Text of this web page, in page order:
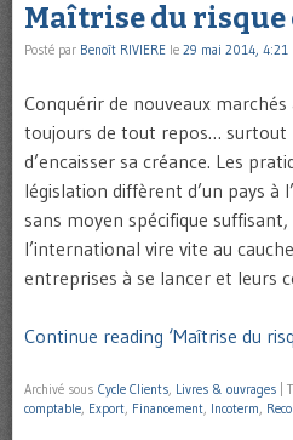
Maîtrise du risque
Posté par Benoît RIVIERE le 29 mai 2014, 4:21
Conquérir de nouveaux marchés
toujours de tout repos… surtout
d’encaisser sa créance. Les
législation diffèrent d’un pays à
sans moyen spécifique suffisant,
l’international vire vite au
entreprises à se lancer et leurs
Continue reading ‘Maîtrise du
Archivé sous Cycle Clients, Livres & ouvrages
comptable, Export, Financement, Incoterm,